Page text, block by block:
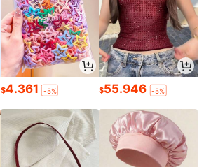
$4.361 -5% $55.946 -5%